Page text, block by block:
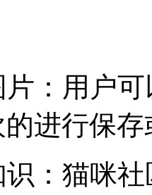
片：用户
进行保
识：猫咪